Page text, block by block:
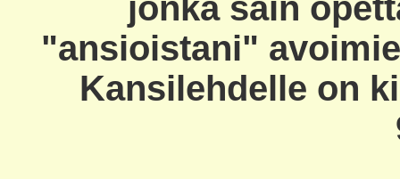
jonka sain
"ansioistani"
Kansilehdelle on